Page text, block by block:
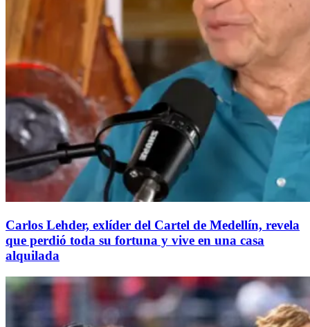
Carlos Lehder, exlíder del Cartel de Medellín, revela
que perdió toda su fortuna y vive en una casa
alquilada